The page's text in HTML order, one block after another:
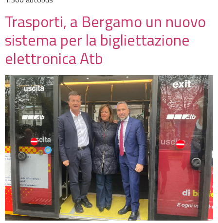
Trasporti, a Bergamo un nuovo
sistema per la bigliettazione
elettronica Atb